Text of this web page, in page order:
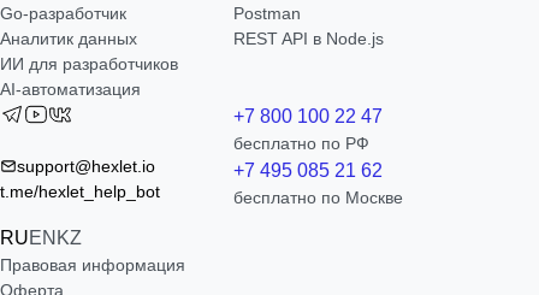
Go-разработчик
Аналитик данных
ИИ для разработчиков
AI-автоматизация
Postman
REST API в Node.js
support@hexlet.io
t.me/hexlet_help_bot
RUEN KZ
+7 800 100 22 47
бесплатно по РФ
+7 495 085 21 62
бесплатно по Москве
Правовая информация
Оферта